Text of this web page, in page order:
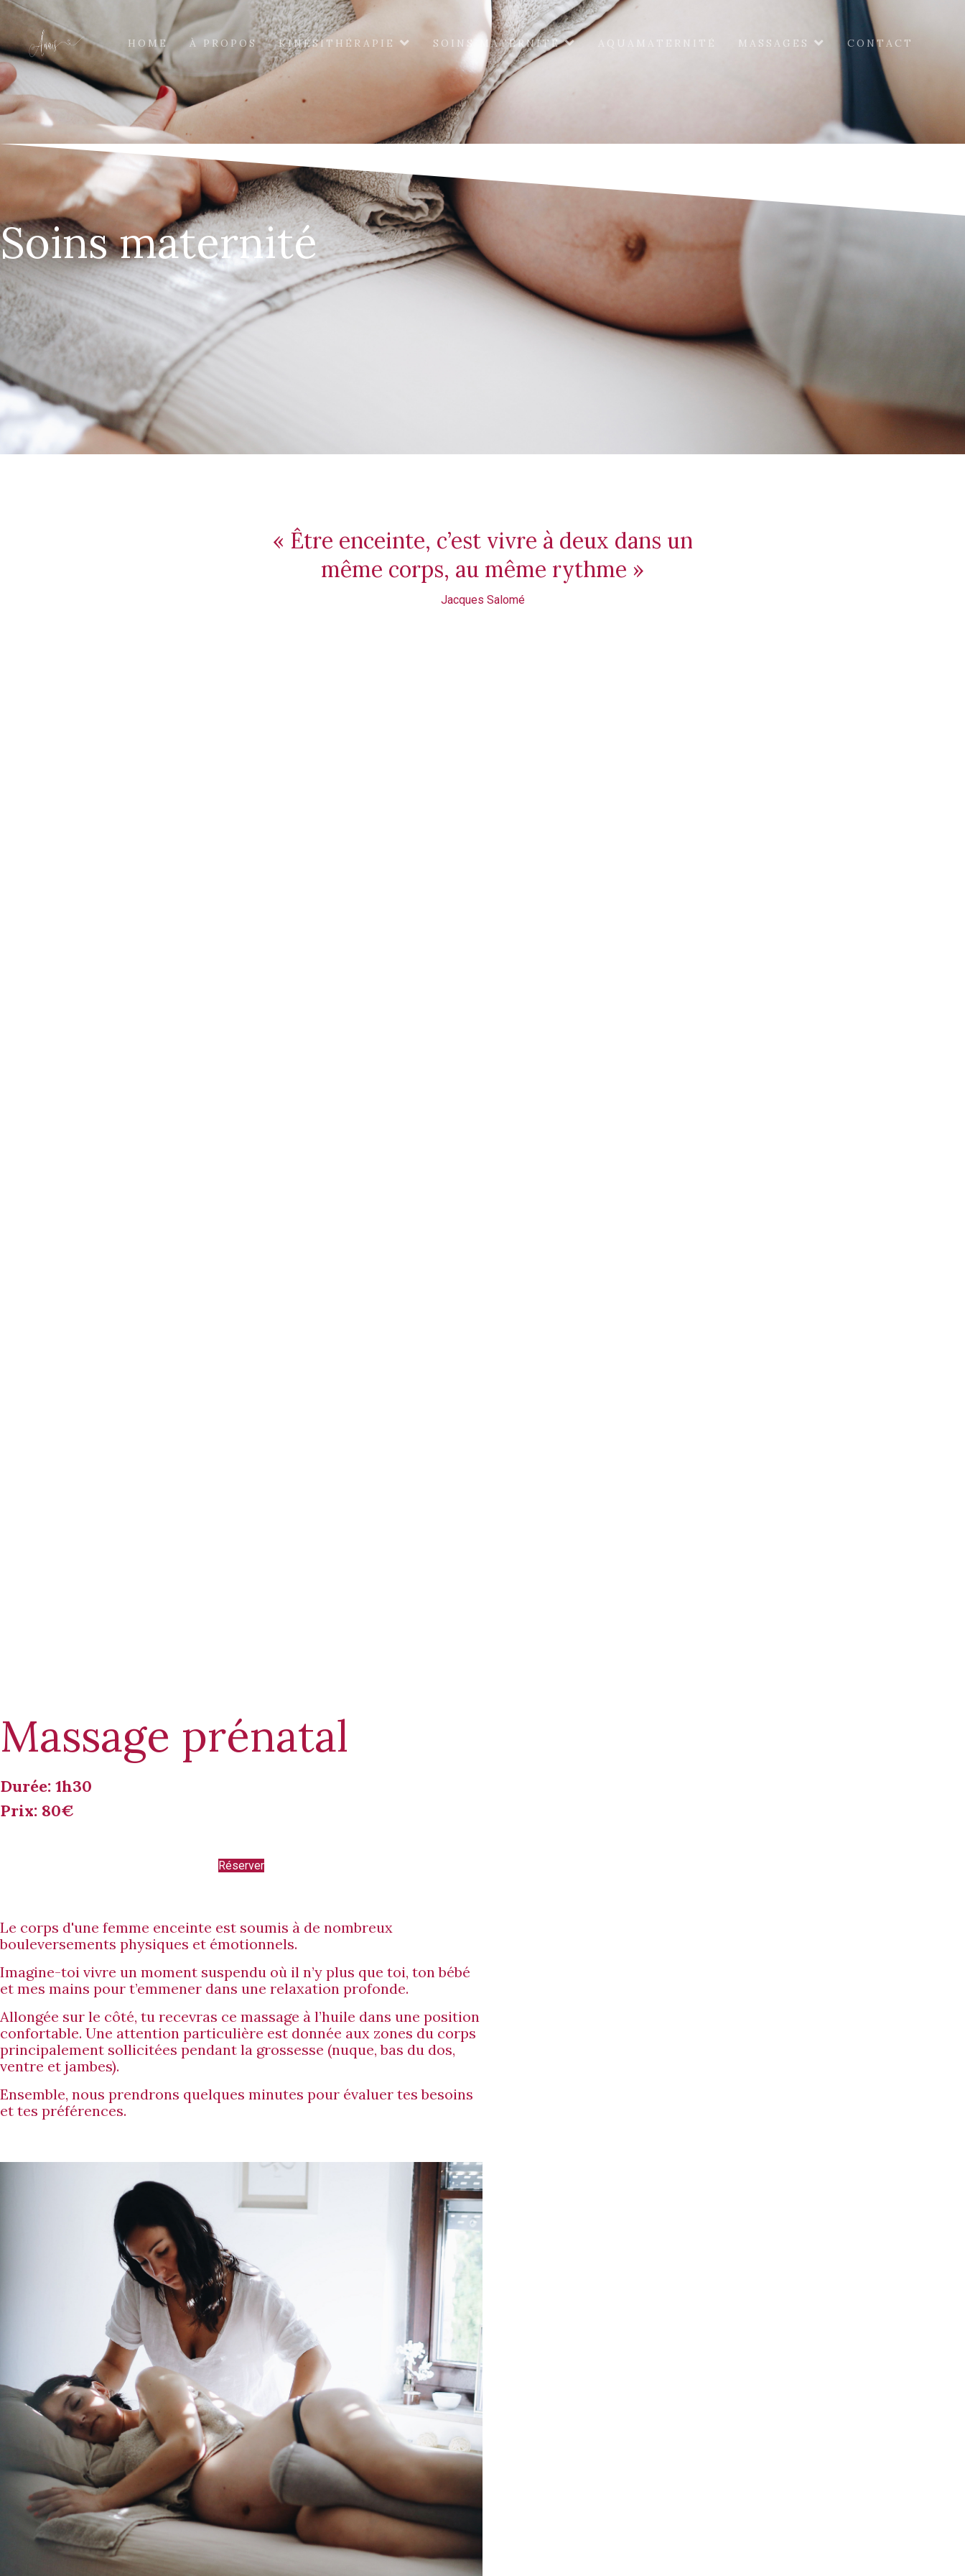
HOME À PROPOS KINÉSITHÉRAPIE SOINS MATERNITÉ AQUAMATERNITÉ MASSAGES CONTACT
Soins maternité
« Être enceinte, c’est vivre à deux dans un
même corps, au même rythme »
Jacques Salomé
Massage prénatal
Durée: 1h30
Prix: 80€
Réserver
Le corps d'une femme enceinte est soumis à de nombreux
bouleversements physiques et émotionnels.
Imagine-toi vivre un moment suspendu où il n’y plus que toi, ton bébé
et mes mains pour t’emmener dans une relaxation profonde.
Allongée sur le côté, tu recevras ce massage à l’huile dans une position
confortable. Une attention particulière est donnée aux zones du corps
principalement sollicitées pendant la grossesse (nuque, bas du dos,
ventre et jambes).
Ensemble, nous prendrons quelques minutes pour évaluer tes besoins
et tes préférences.